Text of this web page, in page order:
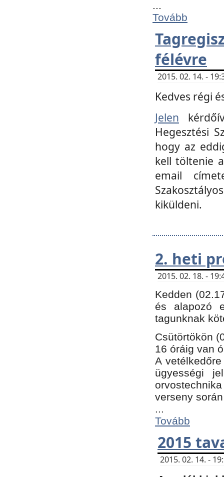
...
Tovább
félévre
2015. 02. 14. -
Kedves régi
Jelen
Hegesztési
hogy az
kell töltenie
email
kiküldeni.
2. heti
2015. 02. 18. -
Kedden
és alapozó
tagunknak
Csütörtökön
16 óráig van
A
ügyességi
verseny
...
Tovább
2015
2015. 02. 14. -